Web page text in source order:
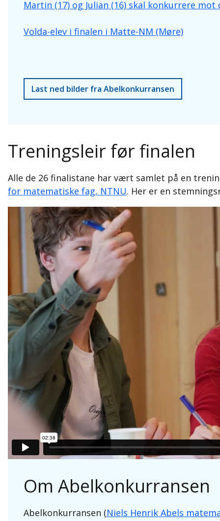
Martin (17) og Julian (16) skal konkurrere
Volda-elev i finalen i Matte-NM (Møre)
Last ned bilder fra Abelkonkurransen
Treningsleir før finalen
Alle de 26 finalistane har vært samlet på en
for matematiske fag, NTNU. Her er en
Om Abelkonkurransen
Abelkonkurransen (Niels Henrik Abels